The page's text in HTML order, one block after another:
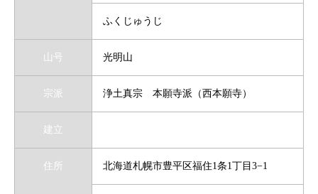
ふくじゅうじ
山号 光明山
宗派 浄土真宗 本願寺派（西本願寺）
建立
住所 北海道札幌市豊平区福住1条1丁目3−1